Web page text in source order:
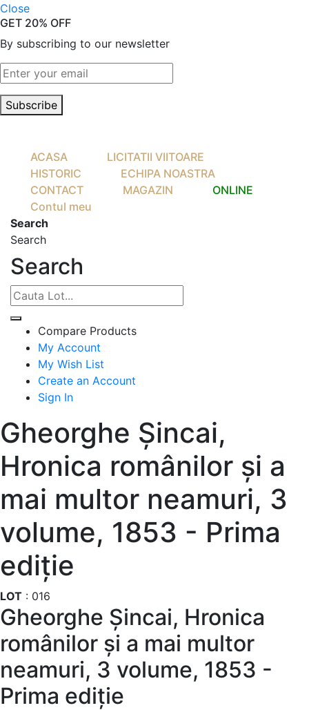
Close
GET 20% OFF
By subscribing to our newsletter
Subscribe
ACASA
LICITATII VIITOARE
HISTORIC
ECHIPA NOASTRA
CONTACT
MAGAZIN
ONLINE
Contul meu
Search
Search
Search
Compare Products
My Account
My Wish List
Create an Account
Sign In
Gheorghe Șincai,
Hronica românilor și a
mai multor neamuri, 3
volume, 1853 - Prima
ediție
LOT : 016
Gheorghe Șincai, Hronica
românilor și a mai multor
neamuri, 3 volume, 1853 -
Prima ediție